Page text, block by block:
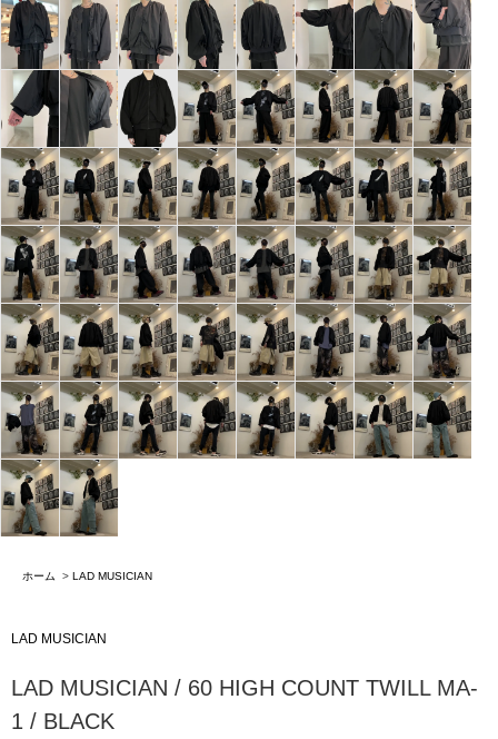
ホーム > LAD MUSICIAN
LAD MUSICIAN
LAD MUSICIAN / 60 HIGH COUNT TWILL MA-
1 / BLACK